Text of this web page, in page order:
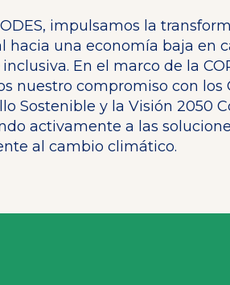
impulsamos la
hacia una economía baja en
En el marco de la
nuestro compromiso con los
Sostenible y la Visión 2050
activamente a las
al cambio climático.